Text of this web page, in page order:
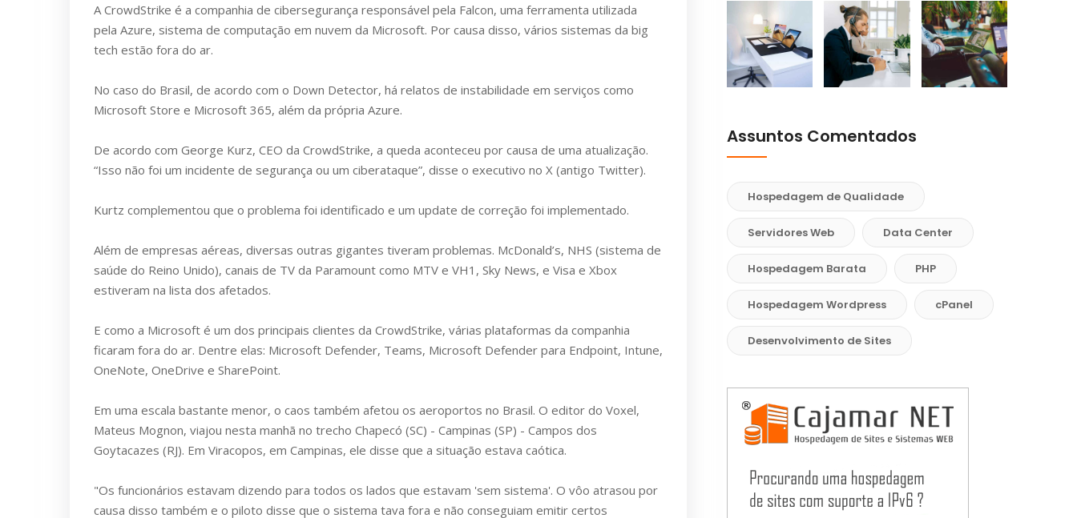
A CrowdStrike é a companhia de cibersegurança responsável pela Falcon, uma ferramenta utilizada
pela Azure, sistema de computação em nuvem da Microsoft. Por causa disso, vários sistemas da big
tech estão fora do ar.
No caso do Brasil, de acordo com o Down Detector, há relatos de instabilidade em serviços como
Microsoft Store e Microsoft 365, além da própria Azure.
De acordo com George Kurz, CEO da CrowdStrike, a queda aconteceu por causa de uma atualização.
“Isso não foi um incidente de segurança ou um ciberataque”, disse o executivo no X (antigo Twitter).
Kurtz complementou que o problema foi identificado e um update de correção foi implementado.
Além de empresas aéreas, diversas outras gigantes tiveram problemas. McDonald’s, NHS (sistema de
saúde do Reino Unido), canais de TV da Paramount como MTV e VH1, Sky News, e Visa e Xbox
estiveram na lista dos afetados.
E como a Microsoft é um dos principais clientes da CrowdStrike, várias plataformas da companhia
ficaram fora do ar. Dentre elas: Microsoft Defender, Teams, Microsoft Defender para Endpoint, Intune,
OneNote, OneDrive e SharePoint.
Em uma escala bastante menor, o caos também afetou os aeroportos no Brasil. O editor do Voxel,
Mateus Mognon, viajou nesta manhã no trecho Chapecó (SC) - Campinas (SP) - Campos dos
Goytacazes (RJ). Em Viracopos, em Campinas, ele disse que a situação estava caótica.
"Os funcionários estavam dizendo para todos os lados que estavam 'sem sistema'. O vôo atrasou por
causa disso também e o piloto disse que o sistema tava fora e não conseguiam emitir certos
Assuntos Comentados
Hospedagem de Qualidade
Servidores Web Data Center
Hospedagem Barata PHP
Hospedagem Wordpress cPanel
Desenvolvimento de Sites